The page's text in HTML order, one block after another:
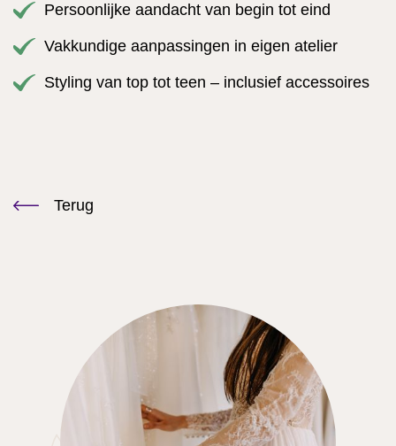
Persoonlijke aandacht van begin tot eind
Vakkundige aanpassingen in eigen atelier
Styling van top tot teen – inclusief accessoires
Terug